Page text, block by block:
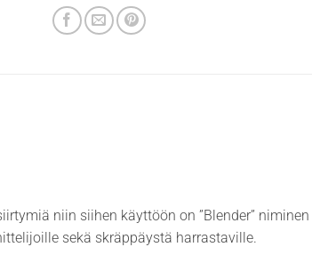
niin siihen käyttöön on ”Blender”
sekä skräppäystä harrastaville.